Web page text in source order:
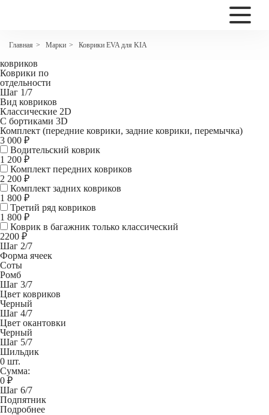
Главная > Марки > Коврики EVA для KIA
Коврики EVA для KIA Ceed I coupe
ковриков
Коврики по
отдельности
Шаг 1/7
Вид ковриков
Классические 2D
С бортиками 3D
Комплект (передние коврики, задние коврики, перемычка)
3 000 ₽
Водительский коврик
1 200 ₽
Комплект передних ковриков
2 200 ₽
Комплект задних ковриков
1 800 ₽
Третий ряд ковриков
1 800 ₽
Коврик в багажник только классический
2200 ₽
Шаг 2/7
Форма ячеек
Соты
Ромб
Шаг 3/7
Цвет ковриков
Черный
Шаг 4/7
Цвет окантовки
Черный
Шаг 5/7
Шильдик
0 шт.
Сумма:
0 ₽
Шаг 6/7
Подпятник
Подробнее